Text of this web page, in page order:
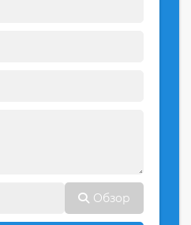
Обзор